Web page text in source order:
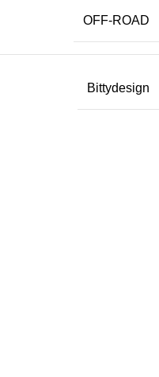
OFF-ROAD
Bittydesign